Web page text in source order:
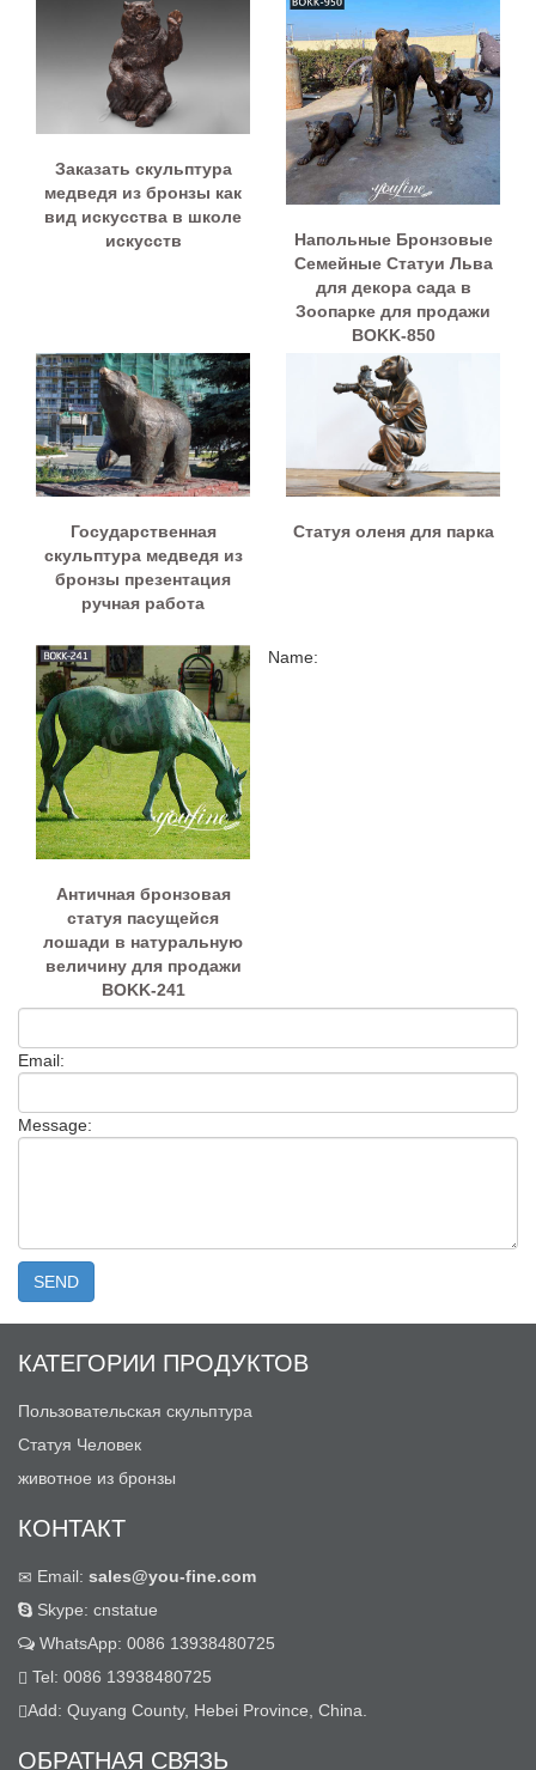
Заказать скульптура
медведя из бронзы как
вид искусства в школе
искусств
Напольные Бронзовые
Семейные Статуи Льва
для декора сада в
Зоопарке для продажи
BOKK-850
Государственная
скульптура медведя из
бронзы презентация
ручная работа
Статуя оленя для парка
Античная бронзовая
статуя пасущейся
лошади в натуральную
величину для продажи
BOKK-241
Name:
Email:
Message:
КАТЕГОРИИ ПРОДУКТОВ
Пользовательская скульптура
Статуя Человек
животное из бронзы
КОНТАКТ
Email: sales@you-fine.com
Skype: cnstatue
WhatsApp: 0086 13938480725
Tel: 0086 13938480725
Add: Quyang County, Hebei Province, China.
ОБРАТНАЯ СВЯЗЬ